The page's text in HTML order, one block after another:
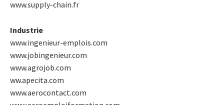
www.supply-chain.fr
Industrie
www.ingenieur-emplois.com
www.jobingenieur.com
www.agrojob.com
ww.apecita.com
www.aerocontact.com